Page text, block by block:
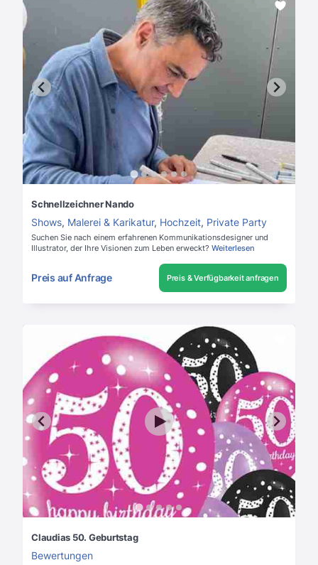
Schnellzeichner Nando
Shows, Malerei & Karikatur, Hochzeit, Private Party
Suchen Sie nach einem erfahrenen Kommunikationsdesigner und
Illustrator, der Ihre Visionen zum Leben erweckt? Weiterlesen
Preis auf Anfrage Preis & Verfügbarkeit anfragen
Claudias 50. Geburtstag
Bewertungen